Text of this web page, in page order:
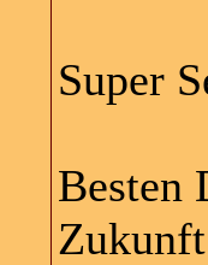
Super
Besten